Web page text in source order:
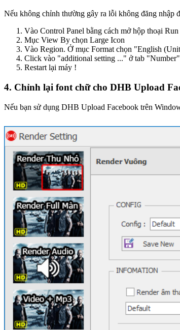
Nếu không chỉnh thường gây ra lỗi không đăng
Vào Control Panel bằng cách mở hộp thoại
Mục View By chọn Large Icon
Vào Region. Ở mục Format chọn "English
Click vào "additional setting ..." ở tab
Restart lại máy !
4. Chỉnh lại font chữ cho DHB Upload
Nếu bạn sử dụng DHB Upload Facebook trên